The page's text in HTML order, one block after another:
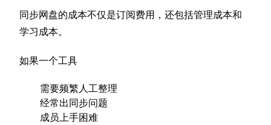
同步网盘的成本不仅是订阅费用，还包括管理成本和
学习成本。
如果一个工具
需要频繁人工整理
经常出同步问题
成员上手困难